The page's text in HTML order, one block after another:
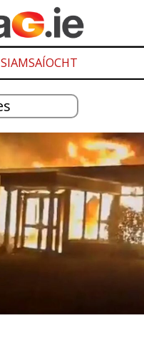
SIAMSAÍOCHT